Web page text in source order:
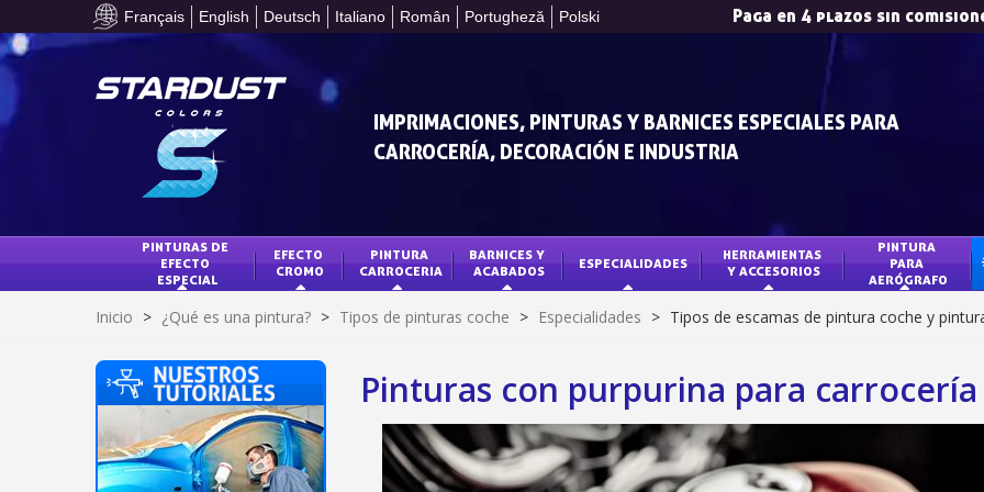
Français English Deutsch Italiano Român Portugheză Polski Paga en 4 plazos sin
Suscríbete al
Entrega en un
Obtenga su presupuesto
Comparte tus
Gana puntos de
IMPRIMACIONES, PINTURAS Y BARNICES ESPECIALES PARA
CARROCERÍA, DECORACIÓN E INDUSTRIA
PINTURAS DE
EFECTO
ESPECIAL
EFECTO
CROMO
PINTURA
CARROCERIA
BARNICES Y
ACABADOS
ESPECIALIDADES
HERRAMIENTAS
Y ACCESORIOS
PINTURA
PARA
AERÓGRAFO
Inicio > ¿Qué es una pintura? > Tipos de pinturas coche > Especialidades > Tipos de escamas de pintura coche y
Pinturas con purpurina para carrocería